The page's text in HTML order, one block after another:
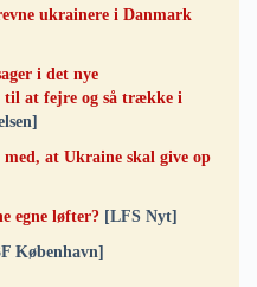
ukrainere i Danmark
i det nye
til at fejre og så trække i
at Ukraine skal give op
egne løfter? [LFS Nyt]
København]